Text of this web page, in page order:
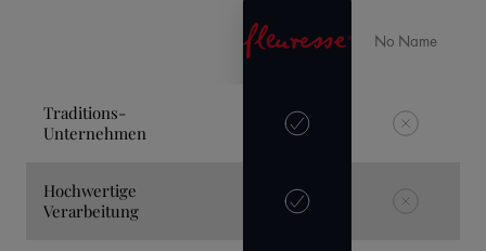
No Name
Traditions-
Unternehmen
Hochwertige
Verarbeitung